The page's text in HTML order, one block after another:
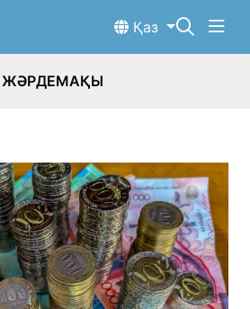
Қаз
ЖӘРДЕМАҚЫ